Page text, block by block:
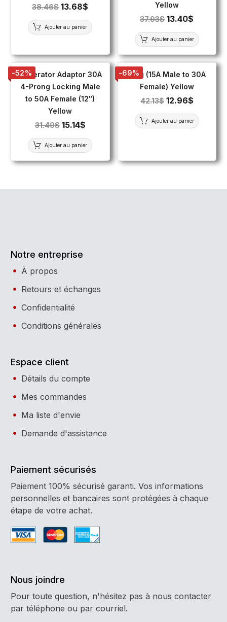
38.46$ 13.68$
Ajouter au panier
Yellow
37.93$ 13.40$
Ajouter au panier
-52%
Generator Adaptor 30A
4-Prong Locking Male
to 50A Female (12″)
Yellow
31.49$ 15.14$
Ajouter au panier
-69%Plug (15A Male to 30A
Female) Yellow
42.13$ 12.96$
Ajouter au panier
Notre entreprise
À propos
Retours et échanges
Confidentialité
Conditions générales
Espace client
Détails du compte
Mes commandes
Ma liste d'envie
Demande d'assistance
Paiement sécurisés
Paiement 100% sécurisé garanti. Vos informations
personnelles et bancaires sont protégées à chaque
étape de votre achat.
Nous joindre
Pour toute question, n'hésitez pas à nous contacter
par téléphone ou par courriel.